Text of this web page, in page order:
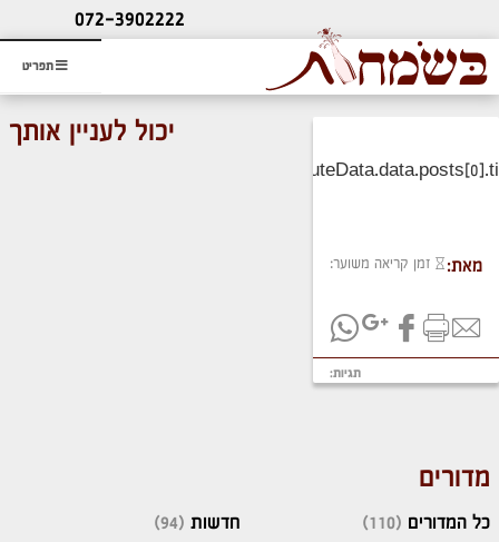
תפריט
ליעוץ חינם
והזמנת כרטיס שמחות
072-3902222
מאת: זמן קריאה משוער:
תגיות:
יכול לעניין אותך
מדורים
כל המדורים (110)
חדשות (94)